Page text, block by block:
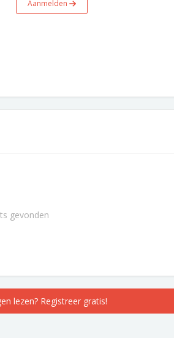
Aanmelden
gevonden
lezen? Registreer gratis!